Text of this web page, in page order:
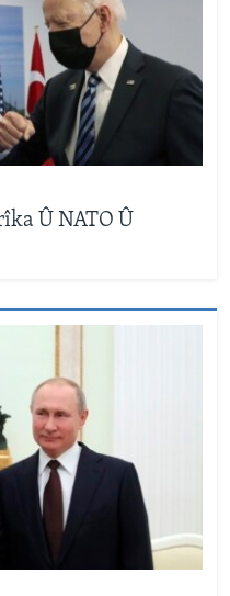
Û NATO Û